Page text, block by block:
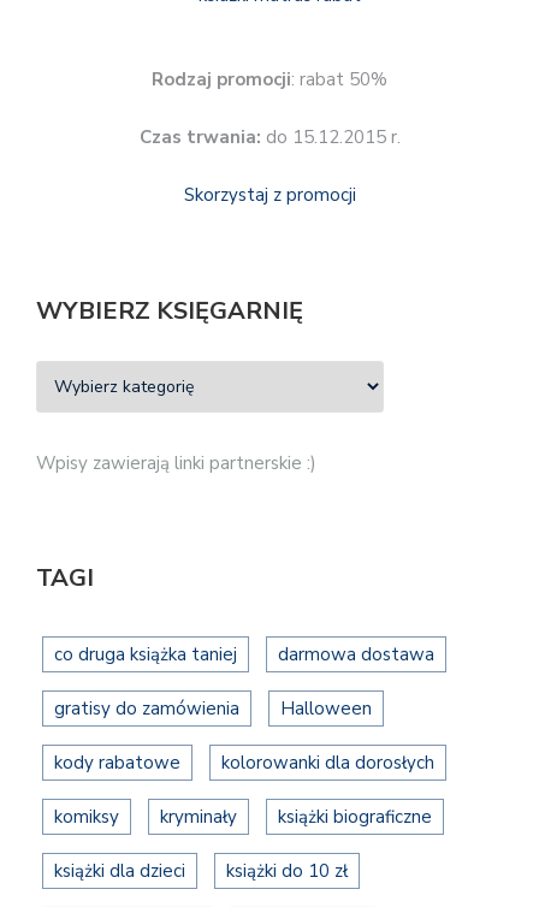
Rodzaj promocji: rabat 50%
Czas trwania: do 15.12.2015 r.
Skorzystaj z promocji
WYBIERZ KSIĘGARNIĘ
Wpisy zawierają linki partnerskie :)
TAGI
co druga książka taniej darmowa dostawa
gratisy do zamówienia Halloween
kody rabatowe kolorowanki dla dorosłych
komiksy kryminały książki biograficzne
książki dla dzieci książki do 10 zł